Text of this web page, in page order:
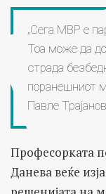
„Сега МВР е
Тоа може да
страда
поранешниот
Павле Трајанов
Професорката
Данева веќе